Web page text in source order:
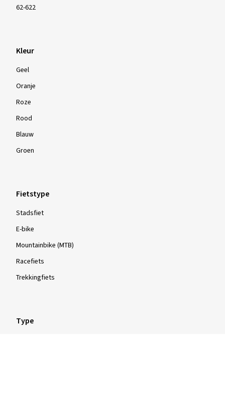
62-622
Kleur
Geel
Oranje
Roze
Rood
Blauw
Groen
Fietstype
Stadsfiet
E-bike
Mountainbike (MTB)
Racefiets
Trekkingfiets
Type